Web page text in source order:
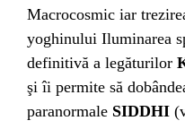
Macrocosmic iar
yoghinului Iluminarea
definitivă a legăturilor
şi îi permite să
paranormale SIDDHI